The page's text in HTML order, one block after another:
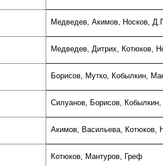
Медведев, Акимов, Носков,
Медведев, Дитрих, Котюков,
Борисов, Мутко, Кобылкин,
Силуанов, Борисов,
Акимов, Васильева, Котюков,
Котюков, Мантуров, Греф